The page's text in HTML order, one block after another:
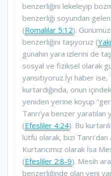
benzerliğini lekeleyip
benzerliği soyundan
(Romalılar 5:12).
benzerliğini taşıyoruz (
günahın yara izlerini de
sosyal ve fiziksel olarak
yansıtıyoruz.İyi haber
kurtardığında, onun
yeniden yerine koyup
Tanrı’ya benzer yaratılan
(Efesliler 4:24). Bu
lütfu olarak, bizi Tanrı’dan
Kurtarıcımız olarak İsa
(Efesliler 2:8-9). Mesih
benzerliğinde olan yeni